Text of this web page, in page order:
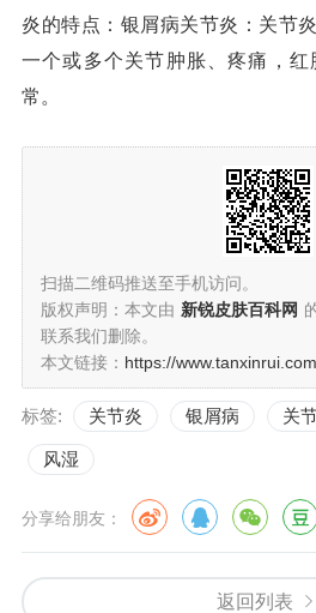
炎的特点：银屑病关节炎：关节
一个或多个关节肿胀、疼痛，
常。
扫描二维码推送至手机访问。
版权声明：本文由 新锐皮肤百科网
联系我们删除。
本文链接： https://
标签: 关节炎 银屑病 关
风湿
分享给朋友：
返回列表